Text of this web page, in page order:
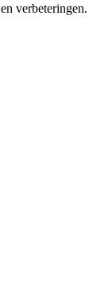
verbeteringen.